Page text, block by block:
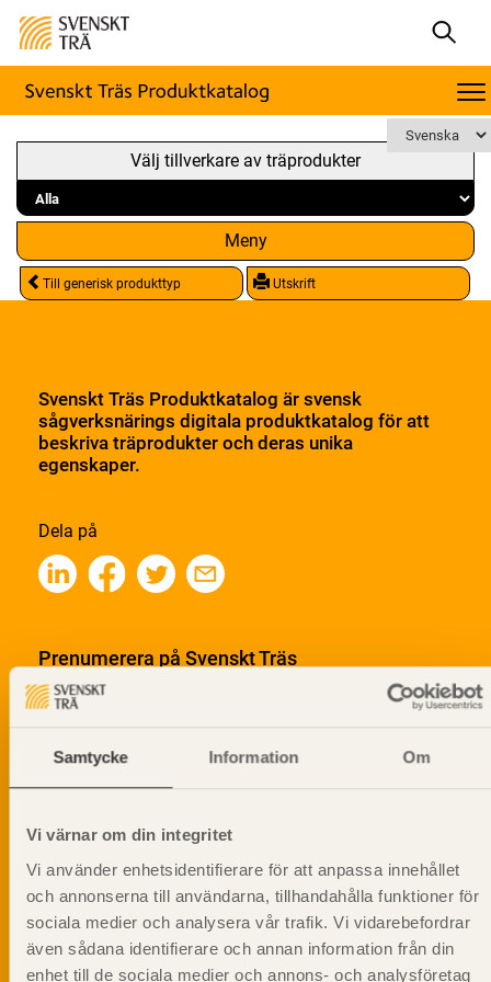
Samtycke Information Om
Vi värnar om din integritet
Vi använder enhetsidentifierare för att anpassa innehållet
och annonserna till användarna, tillhandahålla funktioner för
sociala medier och analysera vår trafik. Vi vidarebefordrar
även sådana identifierare och annan information från din
enhet till de sociala medier och annons- och analysföretag
Välj tillverkare av träprodukter
Meny
Till generisk produkttyp Utskrift
Svenskt Träs Produktkatalog är svensk
sågverksnärings digitala produktkatalog för att
beskriva träprodukter och deras unika
egenskaper.
Dela på
Prenumerera på Svenskt Träs
informationsutskick!